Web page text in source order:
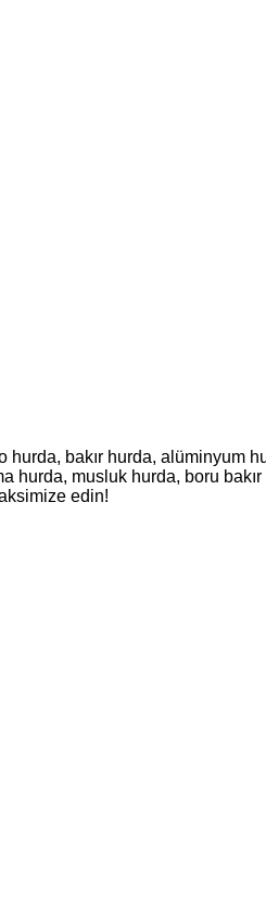
hurda, bakır hurda, alüminyum
hurda, musluk hurda, boru bakır
edin!